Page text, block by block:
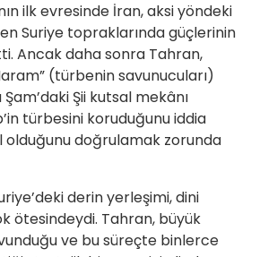
ilk evresinde İran, aksi yöndeki
Suriye topraklarında güçlerinin
Ancak daha sonra Tahran,
(türbenin savunucuları)
Şii kutsal mekânı
türbesini koruduğunu iddia
olduğunu doğrulamak zorunda
derin yerleşimi, dini
ötesindeydi. Tahran, büyük
ve bu süreçte binlerce